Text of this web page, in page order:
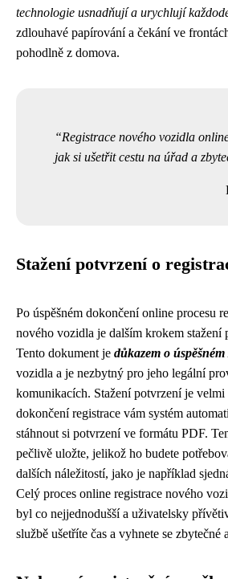
technologie usnadňují a urychlují
zdlouhavé papírování a čekání ve
pohodlně z domova.
Registrace nového vozidla
jak si ušetřit cestu na úřad a
Stažení potvrzení o
Po úspěšném dokončení online procesu
nového vozidla je dalším krokem stažení
Tento dokument je důkazem o
vozidla a je nezbytný pro jeho legální
komunikacích. Stažení potvrzení je
dokončení registrace vám systém
stáhnout si potvrzení ve formátu PDF.
pečlivě uložte, jelikož ho budete
dalších náležitostí, jako je například
Celý proces online registrace nového
byl co nejjednodušší a uživatelsky
službě ušetříte čas a vyhnete se zbytečné